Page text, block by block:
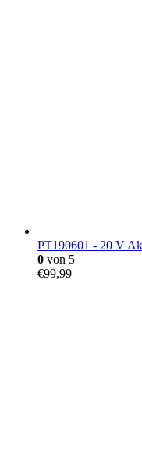
PT190601 - 20 V
0 von 5
€99,99